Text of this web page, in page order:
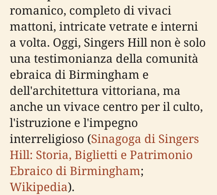
romanico, completo di vivaci
mattoni, intricate vetrate e interni
a volta. Oggi, Singers Hill non è solo
una testimonianza della comunità
ebraica di Birmingham e
dell'architettura vittoriana, ma
anche un vivace centro per il culto,
l'istruzione e l'impegno
interreligioso (Sinagoga di Singers
Hill: Storia, Biglietti e Patrimonio
Ebraico di Birmingham;
Wikipedia).